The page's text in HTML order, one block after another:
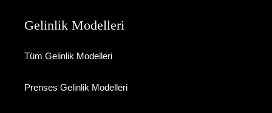
Gelinlik Modelleri
Tüm Gelinlik Modelleri
Prenses Gelinlik Modelleri